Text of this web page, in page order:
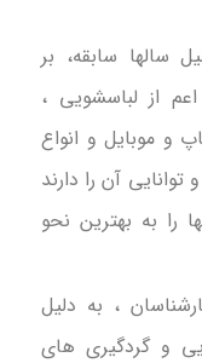
سالها سابقه، بر
از لباسشویی ،
و موبایل و انواع
آن را دارند
را به بهترین نحو
، به دلیل
و گردگیری های